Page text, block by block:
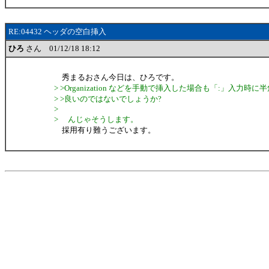
RE:04432 ヘッダの空白挿入
ひろ さん 01/12/18 18:12
秀まるおさん今日は、ひろです。
> >Organization などを手動で挿入した場合も「:」入力時に半
> >良いのではないでしょうか?
>
> んじゃそうします。
採用有り難うございます。